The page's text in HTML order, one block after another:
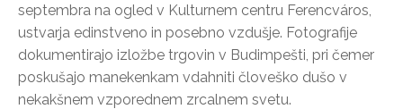
septembra na ogled v Kulturnem centru Ferencváros,
ustvarja edinstveno in posebno vzdušje. Fotografije
dokumentirajo izložbe trgovin v Budimpešti, pri čemer
poskušajo manekenkam vdahniti človeško dušo v
nekakšnem vzporednem zrcalnem svetu.